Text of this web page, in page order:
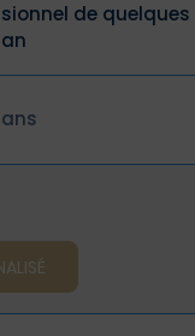
de quelques